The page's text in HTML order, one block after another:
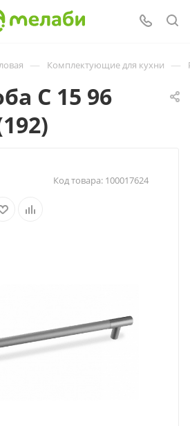
— Комплектующие для кухни —
С 15 96
Код товара: 100017624